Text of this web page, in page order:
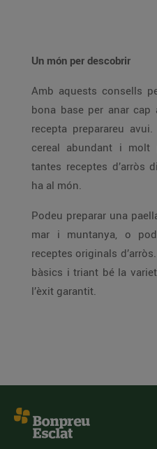
Un món per descobrir
Amb aquests consells
bona base per anar
recepta preparareu
cereal abundant i
tantes receptes d’arròs
ha al món.
Podeu preparar una
mar i muntanya, o
receptes originals
bàsics i triant bé la
l’èxit garantit.